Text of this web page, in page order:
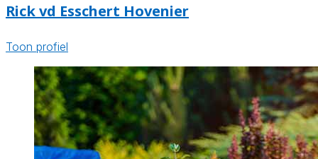
Rick vd Esschert Hovenier
Toon profiel